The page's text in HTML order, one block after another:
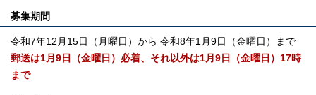
募集期間
令和7年12月15日（月曜日）から 令和8年1月9日（金曜日）まで
郵送は1月9日（金曜日）必着、それ以外は1月9日（金曜日）17時
まで